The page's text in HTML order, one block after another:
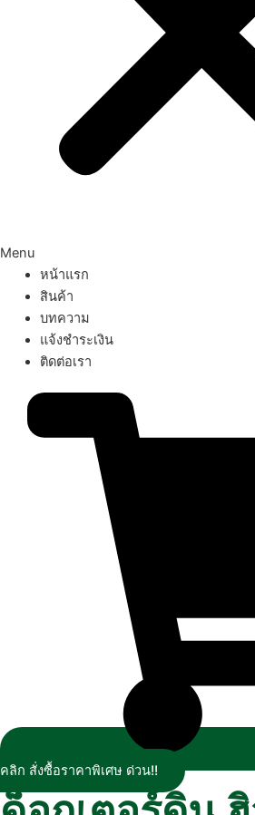
Menu
หน้าแรก
สินค้า
บทความ
แจ้งชำระเงิน
ติดต่อเรา
คลิก สั่งซื้อราคาพิเศษ ด่วน!!